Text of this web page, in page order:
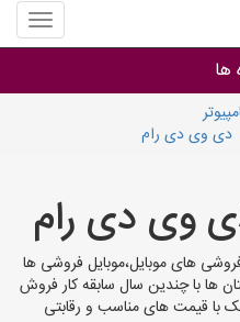
منوی
سایت
سال
ها
تبلت
ها
موبایل
دی وی دی رام
وی دی رام
های موبایل،موبایل فروشی ها
ها با چندین سال سابقه کار فروش
با قیمت های مناسب و رقابتی